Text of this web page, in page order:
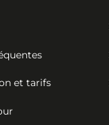
et tarifs